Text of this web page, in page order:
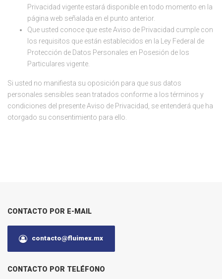
Privacidad vigente estará disponible en todo momento en la
página web señalada en el punto anterior.
Que usted conoce que este Aviso de Privacidad cumple con
los requisitos que están establecidos en la Ley Federal de
Protección de Datos Personales en Posesión de los
Particulares vigente.
Si usted no manifiesta su oposición para que sus datos
personales sensibles sean tratados conforme a los términos y
condiciones del presente Aviso de Privacidad, se entenderá que ha
otorgado su consentimiento para ello.
CONTACTO POR E-MAIL
contacto@fluimex.mx
CONTACTO POR TELÉFONO